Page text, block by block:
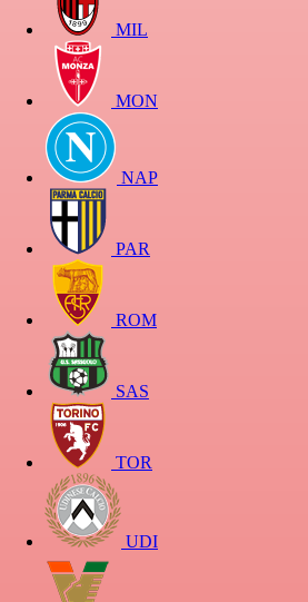
MIL
MON
NAP
PAR
ROM
SAS
TOR
UDI